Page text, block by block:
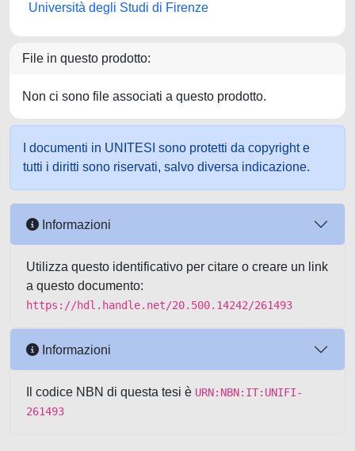
Università degli Studi di Firenze
File in questo prodotto:
Non ci sono file associati a questo prodotto.
I documenti in UNITESI sono protetti da copyright e
tutti i diritti sono riservati, salvo diversa indicazione.
Informazioni
Utilizza questo identificativo per citare o creare un link
a questo documento:
https://hdl.handle.net/20.500.14242/261493
Informazioni
Il codice NBN di questa tesi è URN:NBN:IT:UNIFI-
261493